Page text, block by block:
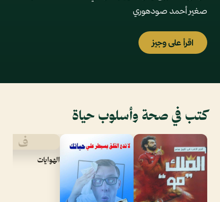
صغير أحمد صودهوري
اقرأ على وجيز
كتب في صحة وأسلوب حياة
ف
الهوايات